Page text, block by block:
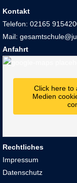
Kontakt
Telefon: 02165
Mail:
Anfahrt
Click here to
Medien
Rechtliches
Impressum
Datenschutz